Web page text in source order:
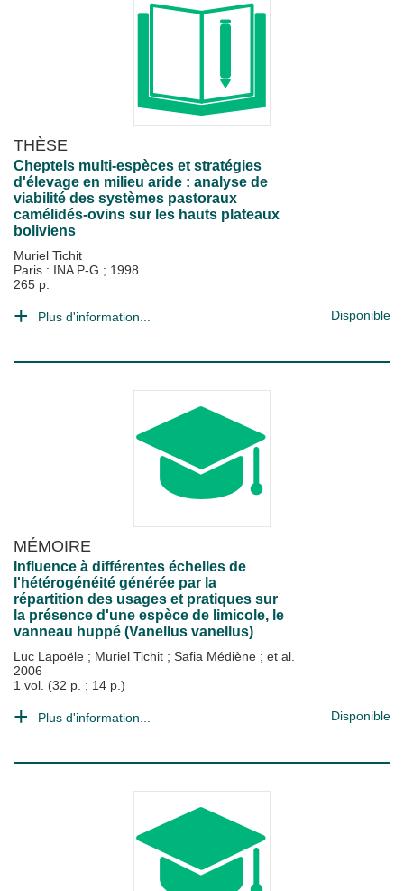
THÈSE
Cheptels multi-espèces et stratégies
d'élevage en milieu aride : analyse de
viabilité des systèmes pastoraux
camélidés-ovins sur les hauts plateaux
boliviens
Muriel Tichit
Paris : INA P-G ; 1998
265 p.
Plus d'information... Disponible
MÉMOIRE
Influence à différentes échelles de
l'hétérogénéité générée par la
répartition des usages et pratiques sur
la présence d'une espèce de limicole, le
vanneau huppé (Vanellus vanellus)
Luc Lapoële ; Muriel Tichit ; Safia Médiène ; et al.
2006
1 vol. (32 p. ; 14 p.)
Plus d'information... Disponible